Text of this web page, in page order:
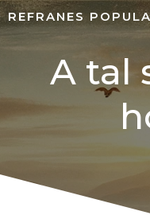
REFRANES
A tal